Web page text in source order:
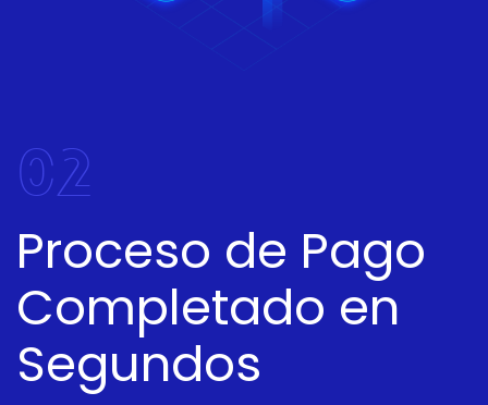
02
Proceso de Pago
Completado en
Segundos